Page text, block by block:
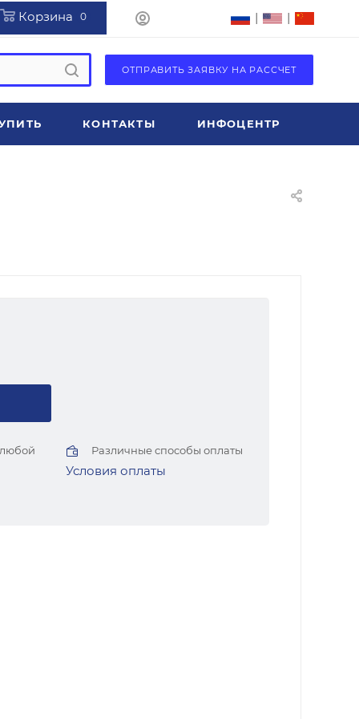
Корзина 0 | |
ОТПРАВИТЬ ЗАЯВКУ НА РАССЧЕТ
КОНТАКТЫ ИНФОЦЕНТР
Различные способы оплаты
Условия оплаты